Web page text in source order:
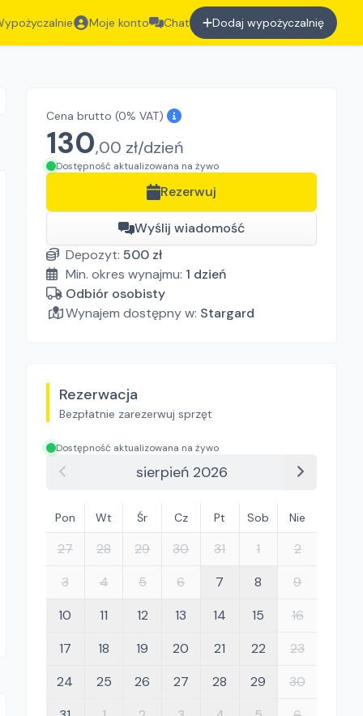
Moje konto Chat Dodaj wypożyczalnię
Cena brutto (0% VAT)
130,00 zł/dzień
Dostępność aktualizowana na żywo
Rezerwuj
Wyślij wiadomość
Depozyt: 500 zł
Min. okres wynajmu: 1 dzień
Odbiór osobisty
Wynajem dostępny w: Stargard
Rezerwacja
Bezpłatnie zarezerwuj sprzęt
Dostępność aktualizowana na żywo
sierpień 2026
Pon Wt Śr Cz Pt Sob Nie
27 28 29 30 31 1
2
3
4 5 6 7 8
9
10
11 12 13 14 15
16
17
18 19 20 21 22
23
24
25 26 27 28 29
30